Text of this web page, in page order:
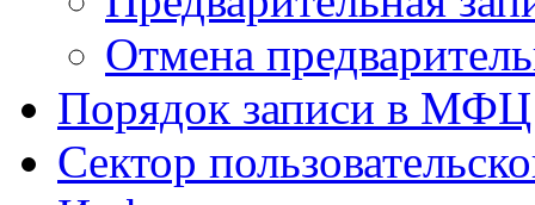
Отмена
Порядок записи в МФЦ
Сектор